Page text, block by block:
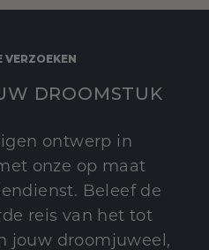
VERZOEKEN
DROOMSTUK
ontwerp in
onze op maat
Beleef de
reis van het tot
jouw droomjuweel,